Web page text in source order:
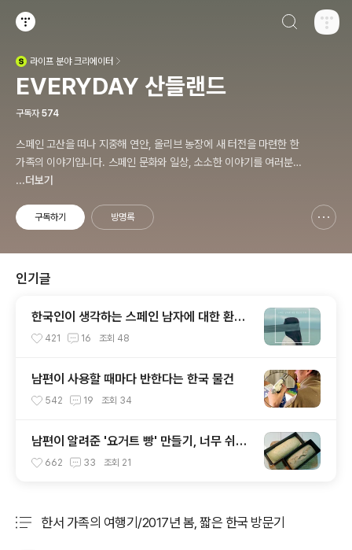
라이프분야 크리에이터
EVERYDAY 산들랜드
구독자 574
스페인 고산을 떠나 지중해 연안, 올리브 농장에 새 터전을 마련한 한
가족의 이야기입니다. 스페인 문화와 일상, 소소한 이야기를 여러분과
공유합니다. 감사합니다.
...더보기
구독하기 방명록
인기글
한국인이 생각하는 스페인 남자에 대한 환상
과 오해
421 16 조회 48
남편이 사용할 때마다 반한다는 한국 물건
542 19 조회 34
남편이 알려준 '요거트 빵' 만들기, 너무 쉬워
화날 뻔
662 33 조회 21
한서 가족의 여행기/2017년 봄, 짧은 한국 방문기